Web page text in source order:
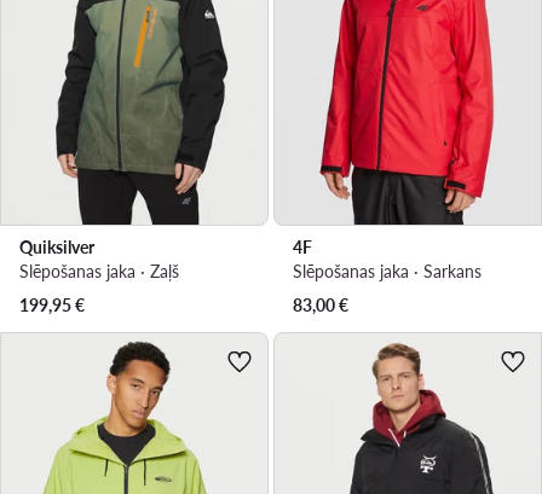
Quiksilver
Slēpošanas jaka · Zaļš
199,95€
4F
Slēpošanas jaka · Sarkans
83,00€